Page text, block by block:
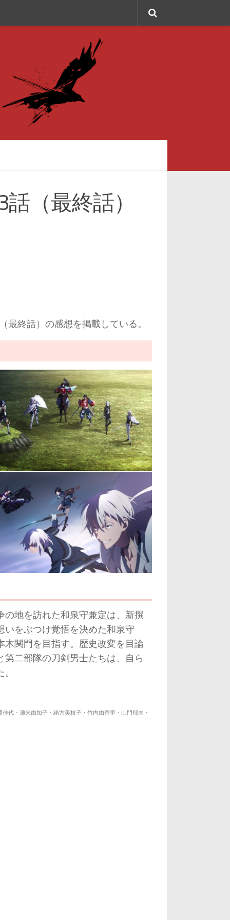
（最終話）
終話）の感想を掲載している。
地を訪れた和泉守兼定は、新撰
をぶつけ覚悟を決めた和泉守
関門を目指す。歴史改変を目論
二部隊の刀剣男士たちは、自ら
代・瀬来由加子・緒方美枝子・竹内由香里・山門郁夫・